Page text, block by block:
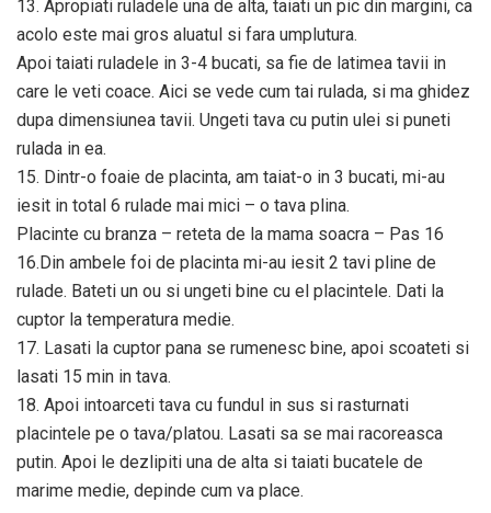
13. Apropiati ruladele una de alta, taiati un pic din margini, ca
acolo este mai gros aluatul si fara umplutura.
Apoi taiati ruladele in 3-4 bucati, sa fie de latimea tavii in
care le veti coace. Aici se vede cum tai rulada, si ma ghidez
dupa dimensiunea tavii. Ungeti tava cu putin ulei si puneti
rulada in ea.
15. Dintr-o foaie de placinta, am taiat-o in 3 bucati, mi-au
iesit in total 6 rulade mai mici – o tava plina.
Placinte cu branza – reteta de la mama soacra – Pas 16
16.Din ambele foi de placinta mi-au iesit 2 tavi pline de
rulade. Bateti un ou si ungeti bine cu el placintele. Dati la
cuptor la temperatura medie.
17. Lasati la cuptor pana se rumenesc bine, apoi scoateti si
lasati 15 min in tava.
18. Apoi intoarceti tava cu fundul in sus si rasturnati
placintele pe o tava/platou. Lasati sa se mai racoreasca
putin. Apoi le dezlipiti una de alta si taiati bucatele de
marime medie, depinde cum va place.